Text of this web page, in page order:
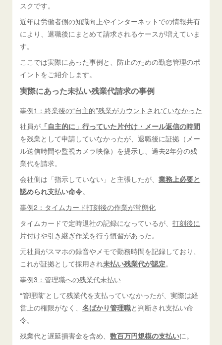
スクです。
近年は労働者側の知識向上やインターネットでの情報共有
により、退職後にまとめて請求されるケースが増えていま
す。
ここでは実際にあった事例と、防止のための勤怠管理のポ
イントをご紹介します。
実際にあった未払い残業代請求の事例
事例1：終業後の“自主的”残業がカウントされていなかった
社員が 「自主的に」行っていた片付け・メール返信の時間
を残業として申請していなかったが、退職後に証拠（メー
ル送信時間や監視カメラ映像）を提示し、過去2年分の残
業代を請求。
会社側は「指示していない」と主張したが、業務上必要と
認められ支払い命令。
事例2：タイムカード打刻後の作業が常態化
タイムカードで定時退社の記録になっているが、打刻後に
片付けや引き継ぎ作業を行う慣習があった。
元社員がスマホの録音やメモで勤務時間を記録しており、
これが証拠として採用され未払い残業代が認定。
事例3：管理職への残業代未払い
“管理職”として残業代を支払っていなかったが、実際は経
営上の権限がなく、名ばかり管理職と判断され支払い命
令。
残業代と遅延損害金を含め、数百万円規模の支払いに。